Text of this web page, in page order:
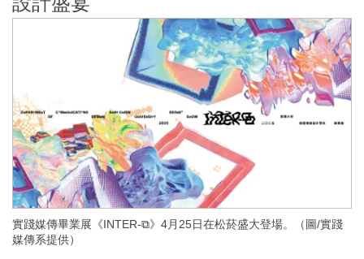
實踐媒傳畢業展《INTER-⧉》4月25日在松菸盛大登場。（圖/實踐
媒傳系提供）